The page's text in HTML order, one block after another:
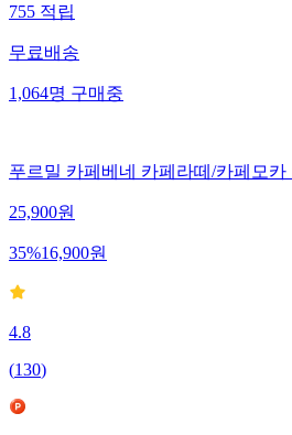
755적립
무료배송
1,064명구매중
푸르밀 카페베네 카페라떼/카페모카
25,900원
35%16,900원
4.8
(130)